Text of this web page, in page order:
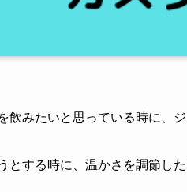
飲みたいと思っている時に、
とする時に、温かさを調節し